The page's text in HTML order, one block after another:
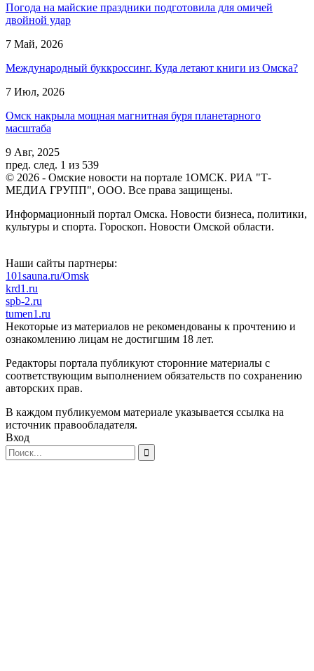
Погода на майские праздники подготовила для омичей
двойной удар
7 Май, 2026
Международный буккроссинг. Куда летают книги из Омска?
7 Июл, 2026
Омск накрыла мощная магнитная буря планетарного
масштаба
9 Авг, 2025
пред. след. 1 из 539
© 2026 - Омские новости на портале 1ОМСК. РИА "Т-
МЕДИА ГРУПП", ООО. Все права защищены.
Информационный портал Омска. Новости бизнеса, политики,
культуры и спорта. Гороскоп. Новости Омской области.
Наши сайты партнеры:
101sauna.ru/Omsk
krd1.ru
spb-2.ru
tumen1.ru
Некоторые из материалов не рекомендованы к прочтению и
ознакомлению лицам не достигшим 18 лет.
Редакторы портала публикуют сторонние материалы с
соответствующим выполнением обязательств по сохранению
авторских прав.
В каждом публикуемом материале указывается ссылка на
источник правообладателя.
Вход